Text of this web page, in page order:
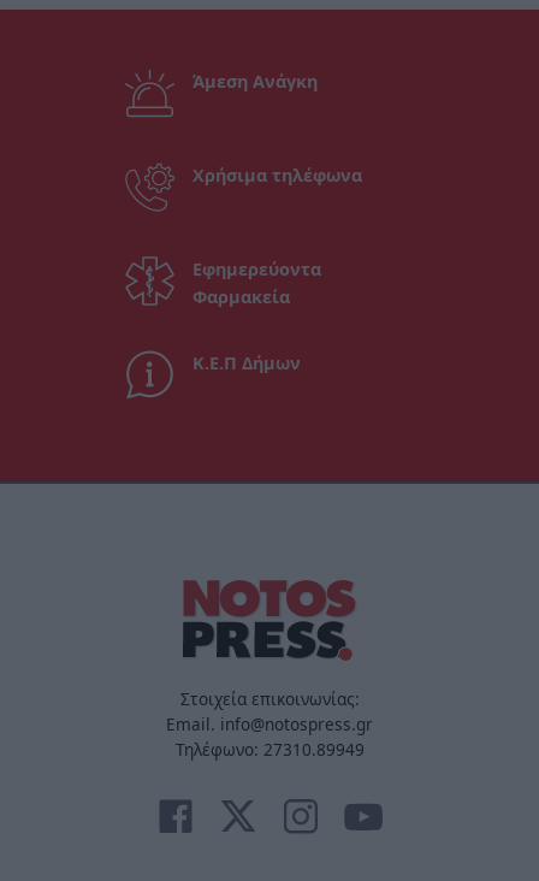
Άμεση Ανάγκη
Χρήσιμα τηλέφωνα
Εφημερεύοντα
Φαρμακεία
Κ.Ε.Π Δήμων
Στοιχεία επικοινωνίας:
Email. info@notospress.gr
Τηλέφωνο: 27310.89949